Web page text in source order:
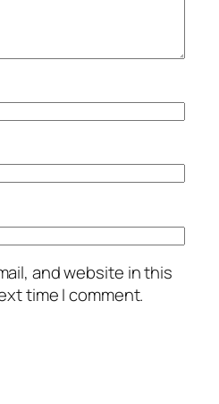
and website in this
time I comment.